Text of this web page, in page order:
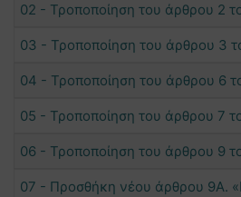
02 - Τροποποίηση του άρθρου 2
03 - Τροποποίηση του άρθρου 3
04 - Τροποποίηση του άρθρου 6
05 - Τροποποίηση του άρθρου 7
06 - Τροποποίηση του άρθρου 9
07 - Προσθήκη νέου άρθρου 9Α.